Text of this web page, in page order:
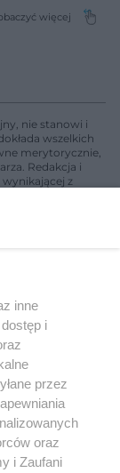
nie stanowi i
wszelkich
merytorycznie,
Redakcja i
z
o
sposób
polu
w
użycie
naruszeniem
groźbą kary i
inne
i
przez
oraz
i Zaufani